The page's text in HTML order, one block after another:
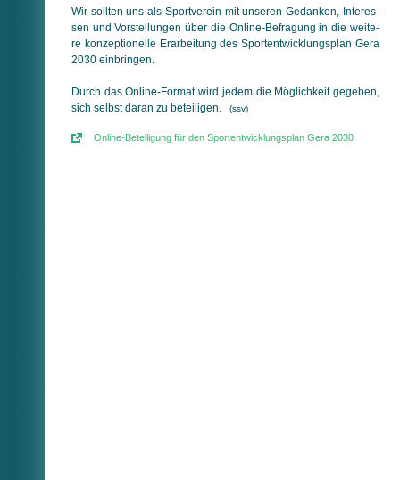
Wir sollten uns als Sportverein mit unseren Gedanken, In­te­res­
sen und Vorstellungen über die Online-Befragung in die wei­te­
re konzeptionelle Erarbeitung des Sportentwicklungsplan Gera
2030 einbringen.
Durch das Online-Format wird jedem die Möglichkeit gegeben,
sich selbst daran zu beteiligen.
(ssv)
Online-Beteiligung für den Sportentwicklungsplan Gera 2030